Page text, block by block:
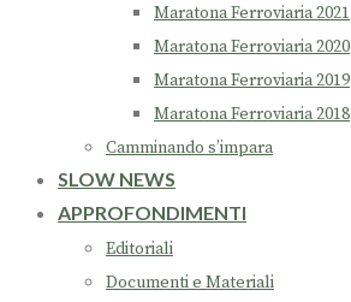
Maratona Ferroviaria 2021
Maratona Ferroviaria 2020
Maratona Ferroviaria 2019
Maratona Ferroviaria 2018
Camminando s’impara
SLOW NEWS
APPROFONDIMENTI
Editoriali
Documenti e Materiali